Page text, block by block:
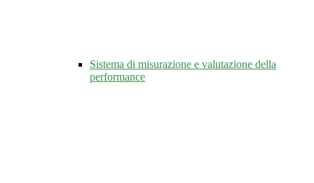
Sistema di misurazione e valutazione della
performance